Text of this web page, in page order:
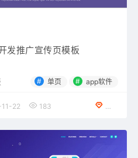
发推广宣传页模板
# 单页 # app软件
22 183